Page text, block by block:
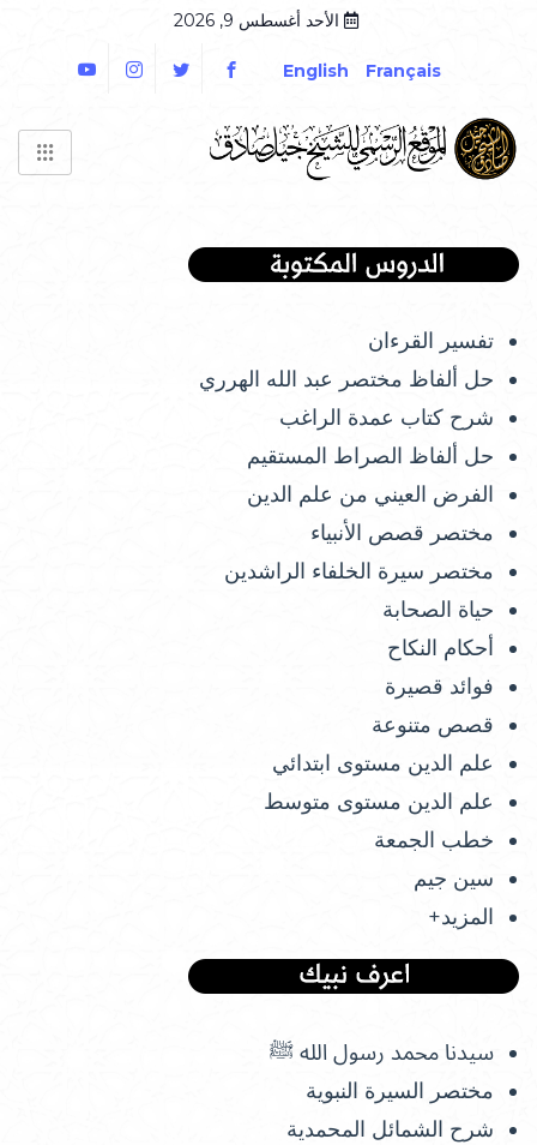
الأحد أغسطس 9, 2026
Français
English
تفسير القرءان
حل ألفاظ مختصر عبد الله الهرري
شرح كتاب عمدة الراغب
حل ألفاظ الصراط المستقيم
الفرض العيني من علم الدين
مختصر قصص الأنبياء
مختصر سيرة الخلفاء الراشدين
حياة الصحابة
أحكام النكاح
فوائد قصيرة
قصص متنوعة
علم الدين مستوى ابتدائي
علم الدين مستوى متوسط
خطب الجمعة
سين جيم
المزيد+
سيدنا محمد رسول الله ﷺ
مختصر السيرة النبوية
شرح الشمائل المحمدية